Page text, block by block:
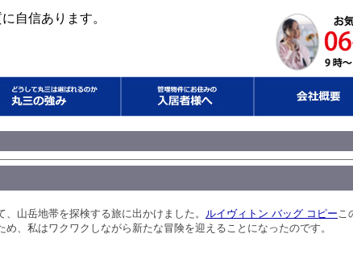
自信あります。
山岳地帯を探検する旅に出かけました。 ルイヴィトン バッグ コピーこ
、私はワクワクしながら新たな冒険を迎えることになったのです。